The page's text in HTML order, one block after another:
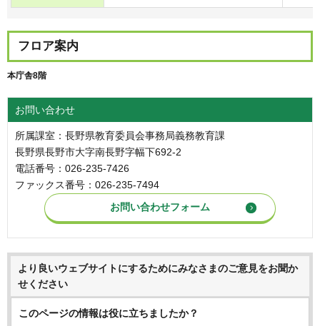
フロア案内
本庁舎8階
お問い合わせ
所属課室：長野県教育委員会事務局義務教育課
長野県長野市大字南長野字幅下692-2
電話番号：026-235-7426
ファックス番号：026-235-7494
より良いウェブサイトにするためにみなさまのご意見をお聞か
せください
このページの情報は役に立ちましたか？